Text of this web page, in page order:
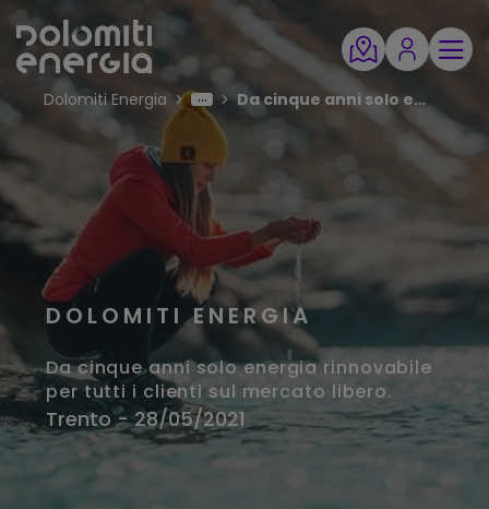
Dolomiti Energia Da cinque anni solo energia rinnovabile per tutti i clienti sul mercato libero
DOLOMITI ENERGIA
Da cinque anni solo energia rinnovabile
per tutti i clienti sul mercato libero.
Trento - 28/05/2021